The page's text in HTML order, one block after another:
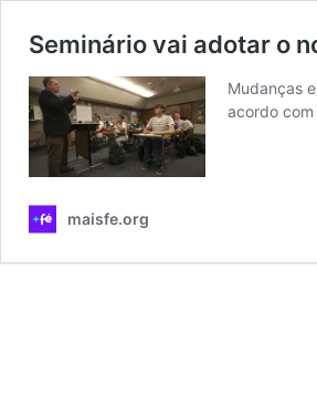
Seminário vai adotar o
Mudanças
acordo
maisfe.org